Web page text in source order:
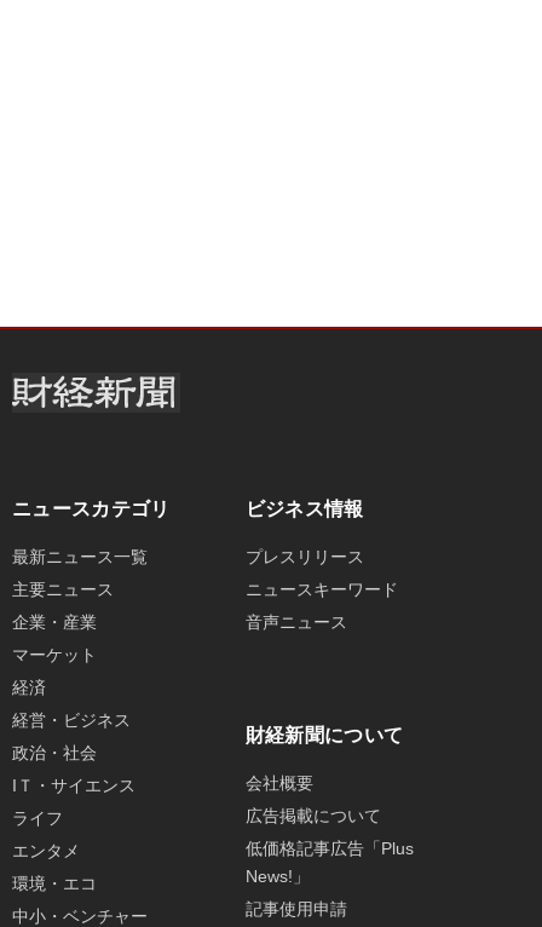
ニュースカテゴリ
最新ニュース一覧
主要ニュース
企業・産業
マーケット
経済
経営・ビジネス
政治・社会
IＴ・サイエンス
ライフ
エンタメ
環境・エコ
中小・ベンチャー
ビジネス情報
プレスリリース
ニュースキーワード
音声ニュース
財経新聞について
会社概要
広告掲載について
低価格記事広告「Plus
News!」
記事使用申請